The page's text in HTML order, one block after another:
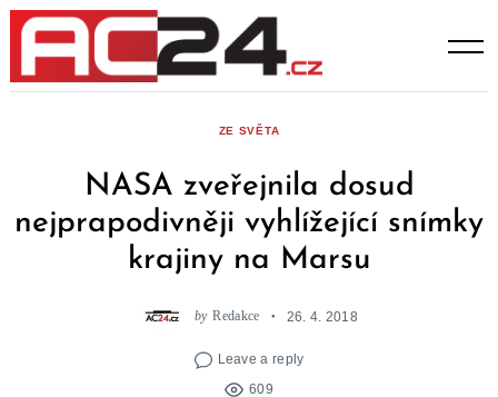
Skip
content
ZE SVĚTA
NASA zveřejnila dosud
nejprapodivněji vyhlížející snímky
krajiny na Marsu
by Redakce 26. 4. 2018
Leave a reply
609